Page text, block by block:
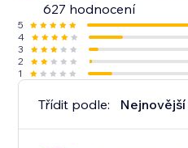
627 hodnocení
5
4
3
2
1
Třídit podle: Nejnovější